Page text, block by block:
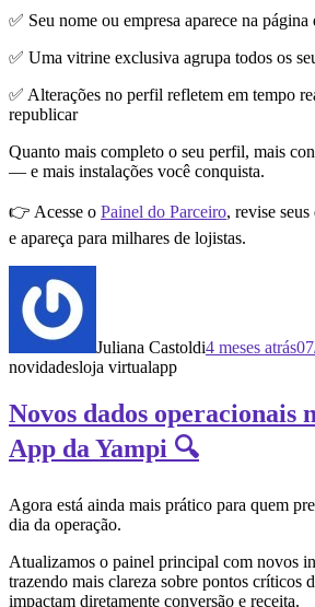
✅ Seu nome ou empresa aparece na página
✅ Uma vitrine exclusiva agrupa todos os
✅ Alterações no perfil refletem em tempo
republicar
Quanto mais completo o seu perfil, mais
— e mais instalações você conquista.
👉 Acesse o Painel do Parceiro, revise
e apareça para milhares de lojistas.
Juliana Castoldi4 meses atrás
novidadesloja virtualapp
Novos dados operacionais
App da Yampi 🔍
Agora está ainda mais prático para quem
dia da operação.
Atualizamos o painel principal com novos
trazendo mais clareza sobre pontos críticos
impactam diretamente conversão e receita.